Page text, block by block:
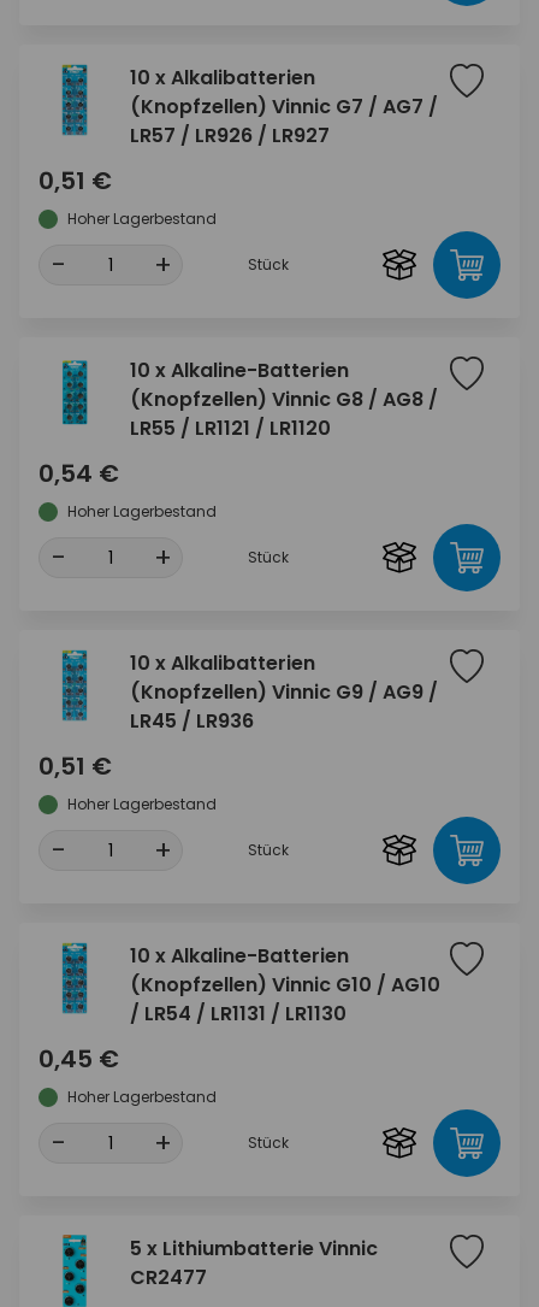
10 x Alkalibatterien
(Knopfzellen) Vinnic G7 / AG7 /
LR57 / LR926 / LR927
0,51 €
Hoher Lagerbestand
- + Stück
10 x Alkaline-Batterien
(Knopfzellen) Vinnic G8 / AG8 /
LR55 / LR1121 / LR1120
0,54 €
Hoher Lagerbestand
- + Stück
10 x Alkalibatterien
(Knopfzellen) Vinnic G9 / AG9 /
LR45 / LR936
0,51 €
Hoher Lagerbestand
- + Stück
10 x Alkaline-Batterien
(Knopfzellen) Vinnic G10 / AG10
/ LR54 / LR1131 / LR1130
0,45 €
Hoher Lagerbestand
- + Stück
5 x Lithiumbatterie Vinnic
CR2477